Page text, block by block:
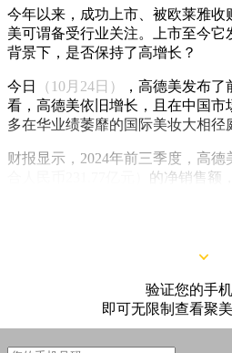
今年以来，成功上市、被欧莱雅
美可谓备受行业关注。上市至今
背景下，是否保持了高增长？
今日 （10月24日）
，高德美发布
看，高德美依旧增长，且在中国市
多在华业绩萎靡的国际美妆大相径
财报显示，2024年前三季度，高德
的净销售额
验证您的手
即可无限制查看聚